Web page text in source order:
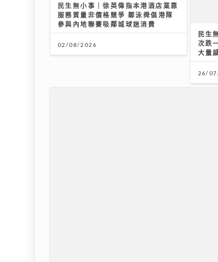
民生無小事｜徐英偉指本港酒店業靠
服務質量非價格競爭 鄭泳舜倡港隊
參與內地聯賽吸鄰城球迷消費
02/08/2026
大量
26/